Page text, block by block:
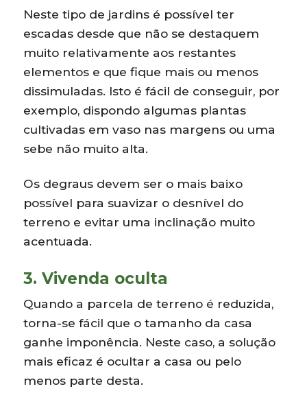
Neste tipo de jardins é possível ter
escadas desde que não se destaquem
muito relativamente aos restantes
elementos e que fique mais ou menos
dissimuladas. Isto é fácil de conseguir, por
exemplo, dispondo algumas plantas
cultivadas em vaso nas margens ou uma
sebe não muito alta.
Os degraus devem ser o mais baixo
possível para suavizar o desnível do
terreno e evitar uma inclinação muito
acentuada.
3. Vivenda oculta
Quando a parcela de terreno é reduzida,
torna-se fácil que o tamanho da casa
ganhe imponência. Neste caso, a solução
mais eficaz é ocultar a casa ou pelo
menos parte desta.